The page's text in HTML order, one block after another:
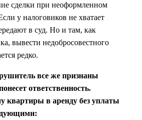
сделки при неоформленном
у налоговиков не хватает
в суд. Но и там, как
вывести недобросовестного
редко.
все же признаны
ответственность.
квартиры в аренду без уплаты